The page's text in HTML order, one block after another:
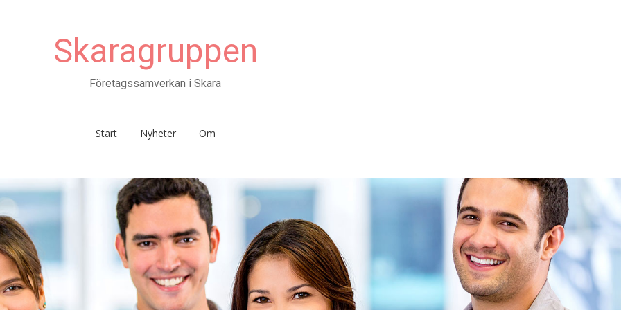
Skaragruppen
Företagssamverkan i Skara
Start Nyheter Om